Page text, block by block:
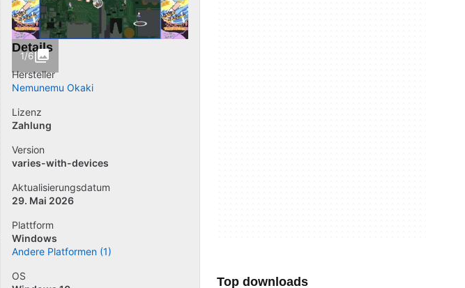
1/6
Details
Hersteller
Nemunemu Okaki
Lizenz
Zahlung
Version
varies-with-devices
Aktualisierungsdatum
29. Mai 2026
Plattform
Windows
Andere Platformen (1)
OS
Top downloads